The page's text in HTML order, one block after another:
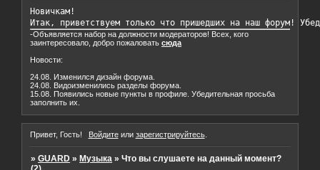
Новичкам!
Итак, приветствуем только что пришедших на наш форум!
-Объявляется набор на должности модераторов! Всех, кого
заинтересовало, добро пожаловать сюда
Новости:
24.08. Изменился дизайн форума.
24.08. Видоизменились разделы форума.
15.08. Появились новые пункты в профиле. Убедительная просьба
заполнить их.
Привет, Гость! Войдитеили зарегистрируйтесь.
»GUARD » Музыка »Что вы слушаете на данный момент?